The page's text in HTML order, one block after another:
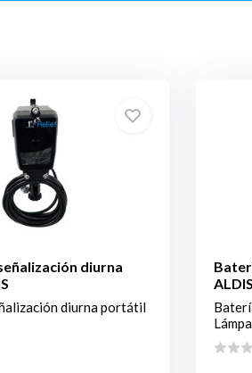
diurna
diurna portátil
ALDIS